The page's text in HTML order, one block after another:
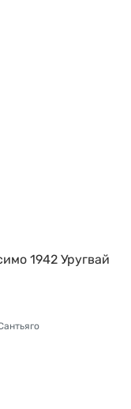
1942 Уругвай